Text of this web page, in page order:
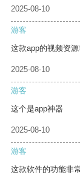
2025-08-10
游客
这款app的视频资
2025-08-10
游客
这个是app神器
2025-08-10
游客
这款软件的功能非